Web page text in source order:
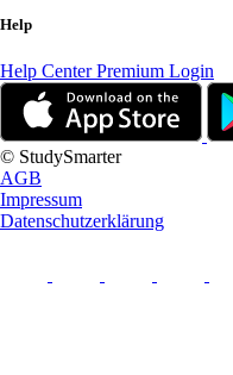
Help
Help CenterPremium Login
© StudySmarter
AGB
Impressum
Datenschutzerklärung